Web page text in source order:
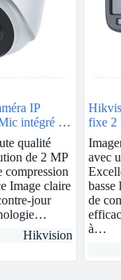
IP
intégré | 2
qualité
de 2 MP
compression
Image claire
jour
Hikvision
fixe 2
avec
basse
de
à…